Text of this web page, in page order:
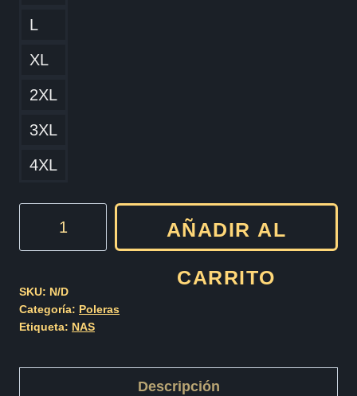
L
XL
2XL
3XL
4XL
AÑADIR AL
CARRITO
SKU: N/D
Categoría: Poleras
Etiqueta: NAS
Descripción